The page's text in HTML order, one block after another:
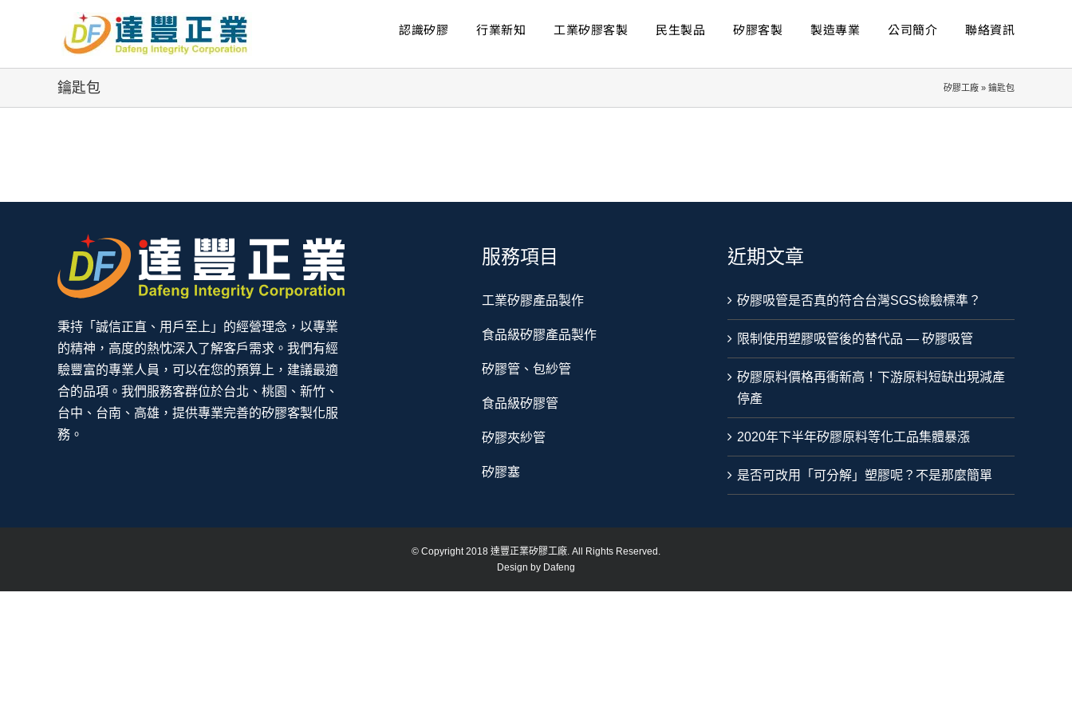
認識矽膠 行業新知 工業矽膠客製 民生製品 矽膠客製 製造專業 公司簡介 聯絡資訊
鑰匙包 矽膠工廠 » 鑰匙包
秉持「誠信正直、用戶至上」的經營理念，以專業
的精神，高度的熱忱深入了解客戶需求。我們有經
驗豐富的專業人員，可以在您的預算上，建議最適
合的品項。我們服務客群位於台北、桃園、新竹、
台中、台南、高雄，提供專業完善的矽膠客製化服
務。
服務項目
工業矽膠產品製作
食品級矽膠產品製作
矽膠管、包紗管
食品級矽膠管
矽膠夾紗管
矽膠塞
近期文章
矽膠吸管是否真的符合台灣SGS檢驗標準？
限制使用塑膠吸管後的替代品 — 矽膠吸管
矽膠原料價格再衝新高！下游原料短缺出現減產
停產
2020年下半年矽膠原料等化工品集體暴漲
是否可改用「可分解」塑膠呢？不是那麼簡單
© Copyright 2018 達豐正業矽膠工廠. All Rights Reserved.
Design by Dafeng